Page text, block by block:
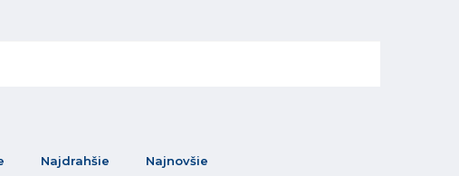
Najdrahšie Najnovšie